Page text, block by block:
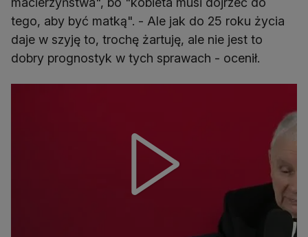
tego, aby być matką". - Ale jak do 25 roku życia
daje w szyję to, trochę żartuję, ale nie jest to
dobry prognostyk w tych sprawach - ocenił.